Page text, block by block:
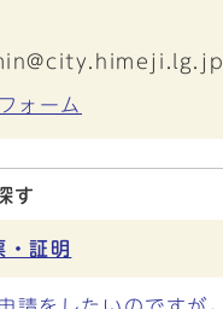
ォーム
す
・証明